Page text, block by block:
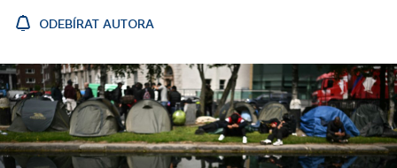
ODEBÍRAT AUTORA